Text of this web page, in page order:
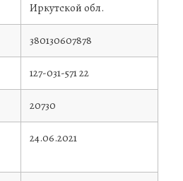
Иркутской обл.
380130607878
127-031-571 22
20730
24.06.2021